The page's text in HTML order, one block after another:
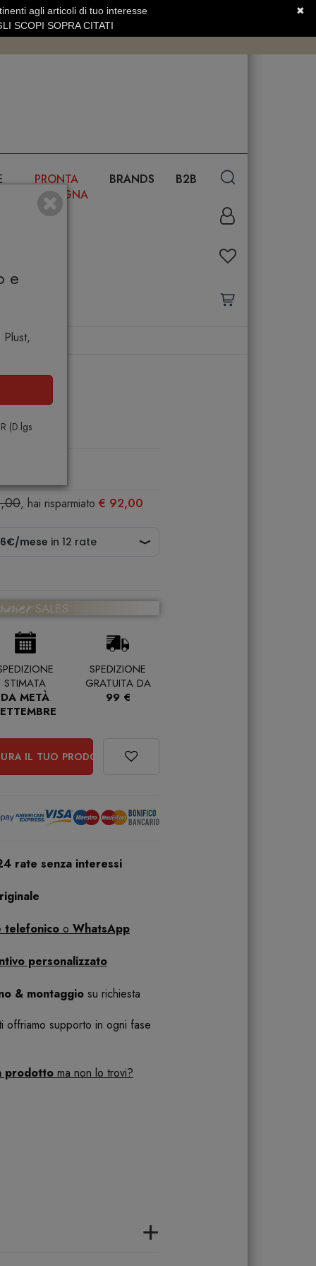
e
(D.lgs
SERVIZIO CLIENTI +39.0773.470.562
PRONTA
CONSEGNA
BRANDS B2B
, hai risparmiato € 92,00
STIMATA
DA METÀ
SPEDIZIONE
GRATUITA DA
99 €
IL TUO PRODOTTO
rate senza interessi
telefonico o WhatsApp
personalizzato
& montaggio su richiesta
offriamo supporto in ogni fase
prodotto ma non lo trovi?
+
✖
agli articoli di tuo interesse
SCOPI SOPRA CITATI